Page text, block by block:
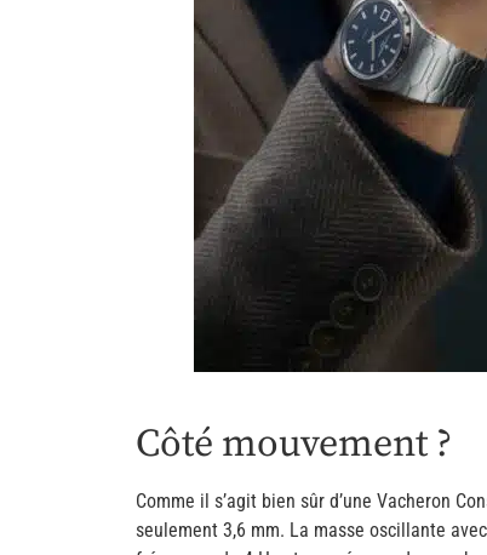
Côté mouvement ?
Comme il s’agit bien sûr d’une Vacheron
seulement 3,6 mm. La masse oscillante